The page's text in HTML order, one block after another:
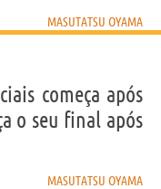
MASUTATSU OYAMA
começa após
o seu final após
MASUTATSU OYAMA